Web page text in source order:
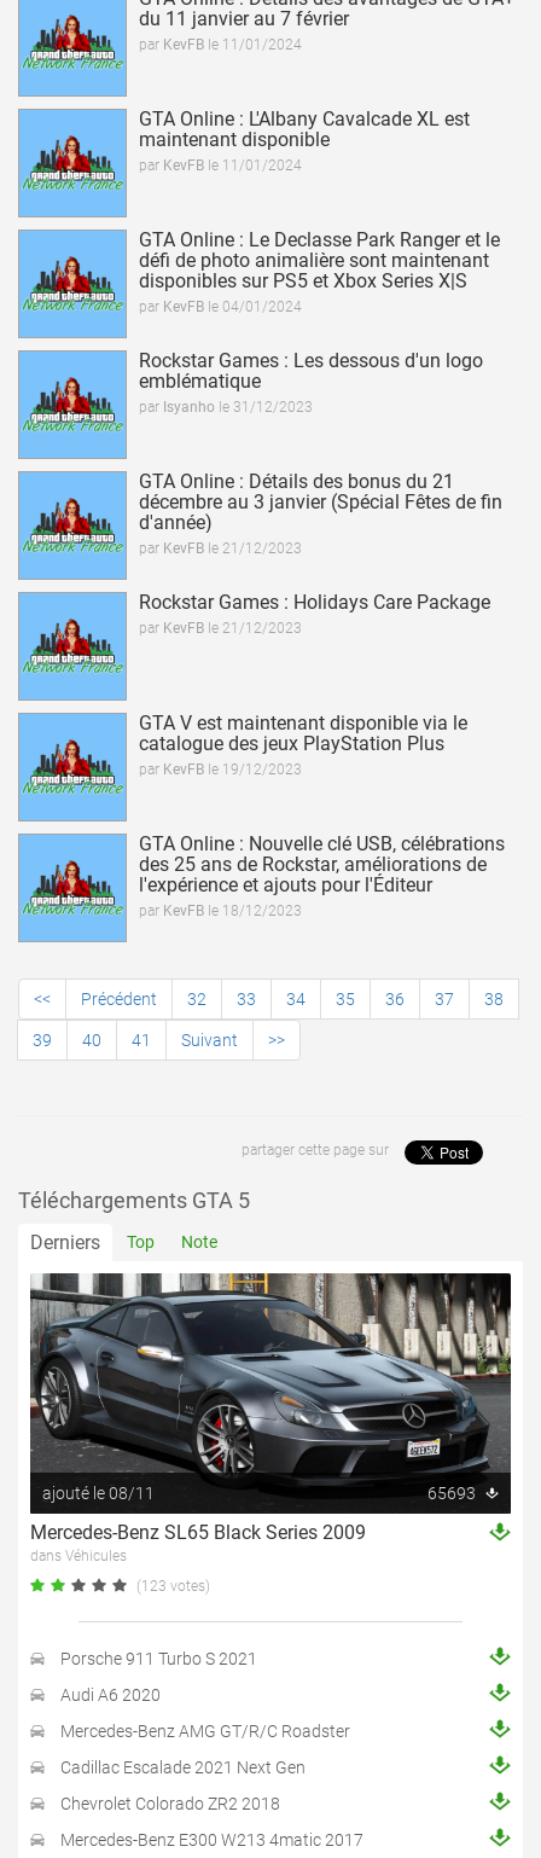
du 11 janvier au 7 février
par KevFB le 11/01/2024
lire la news
GTA Online : L'Albany Cavalcade XL est
maintenant disponible
par KevFB le 11/01/2024
lire la news
GTA Online : Le Declasse Park Ranger et le
défi de photo animalière sont maintenant
disponibles sur PS5 et Xbox Series X|S
par KevFB le 04/01/2024
lire la news
Rockstar Games : Les dessous d'un logo
emblématique
par Isyanho le 31/12/2023
lire la news
GTA Online : Détails des bonus du 21
décembre au 3 janvier (Spécial Fêtes de fin
d'année)
par KevFB le 21/12/2023
lire la news
Rockstar Games : Holidays Care Package
par KevFB le 21/12/2023
lire la news
GTA V est maintenant disponible via le
catalogue des jeux PlayStation Plus
par KevFB le 19/12/2023
lire la news
GTA Online : Nouvelle clé USB, célébrations
des 25 ans de Rockstar, améliorations de
l'expérience et ajouts pour l'Éditeur
par KevFB le 18/12/2023
<< Précédent 32 33 34 35 36 37 38
39 40 41 Suivant >>
partager cette page sur
Téléchargements GTA 5
Derniers Top Note
ajouté le 08/11 65693
Mercedes-Benz SL65 Black Series 2009
dans Véhicules
(123 votes)
Porsche 911 Turbo S 2021
Audi A6 2020
Mercedes-Benz AMG GT/R/C Roadster
Cadillac Escalade 2021 Next Gen
Chevrolet Colorado ZR2 2018
Mercedes-Benz E300 W213 4matic 2017